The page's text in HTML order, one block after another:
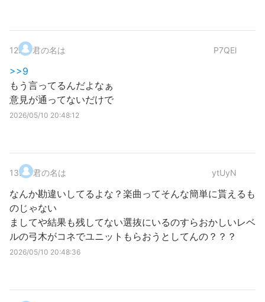
12. 君の名は P7QEl
>>9
もう言ってるんだよなぁ
意見が通ってないだけで
2026/05/10 20:48:12
13. 君の名は ytUyN
なんか勘違いしてるよな？楽曲ってそんな簡単に貰えるも
のじゃない
ましてや結果も残してない選抜にいるのすらおかしいレベ
ルの弓木がコネでユニットもらおうとしてんの？？？
2026/05/10 20:48:36